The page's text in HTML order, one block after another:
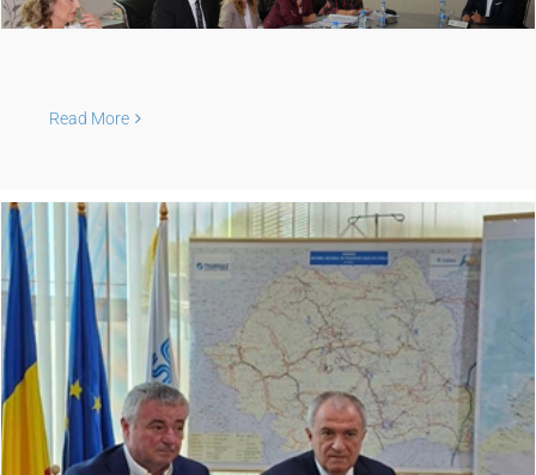
Read More